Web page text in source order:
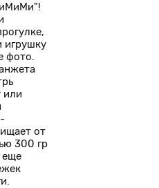
игрушку
фото.
или
от
300 гр
еще